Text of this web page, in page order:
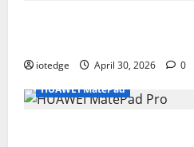
iotedge April 30, 2026
0
HUAWEI MatePad